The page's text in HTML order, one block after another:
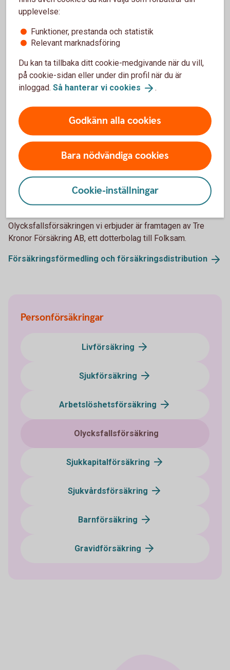
olycksfallsförsäkringen?
Måste jag besvara frågor om min hälsa för att få
en olycksfallsförsäkring?
Ersätter försäkringen vid dödsfall?
Hur avslutar jag min försäkring?
Produktfakta och villkor
Vi är försäkringsförmedlare
Olycksfallsförsäkringen vi erbjuder är framtagen av Tre
Kronor Försäkring AB, ett dotterbolag till Folksam.
Försäkringsförmedling och försäkringsdistribution
Personförsäkringar
Livförsäkring
Sjukförsäkring
Arbetslöshetsförsäkring
Olycksfallsförsäkring
Sjukkapitalförsäkring
Sjukvårdsförsäkring
Barnförsäkring
Gravidförsäkring
upplevelse:
Funktioner, prestanda och statistik
Relevant marknadsföring
Du kan ta tillbaka ditt cookie-medgivande när du vill,
på cookie-sidan eller under din profil när du är
inloggad. Så hanterar vi cookies .
Godkänn alla cookies
Bara nödvändiga cookies
Cookie-inställningar